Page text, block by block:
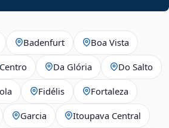
Badenfurt Boa Vista
Centro Da Glória Do Salto
Fidélis Fortaleza
Garcia Itoupava Central